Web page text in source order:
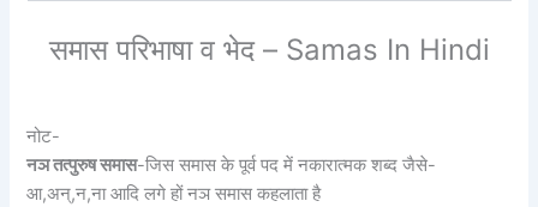
समास परिभाषा व भेद – Samas In Hindi
नोट-
नञ तत्पुरुष समास-जिस समास के पूर्व पद में नकारात्मक शब्द जैसे-
आ,अन्,न,ना आदि लगे हों नञ समास कहलाता है